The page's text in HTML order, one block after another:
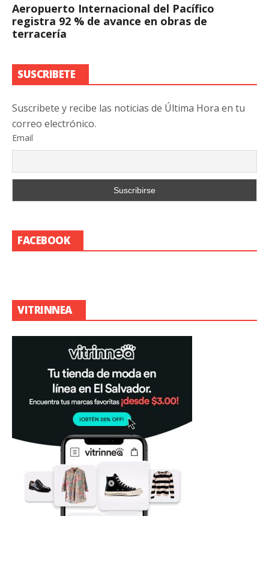
Aeropuerto Internacional del Pacífico
registra 92 % de avance en obras de
terracería
SUSCRIBETE
Suscribete y recibe las noticias de Última Hora en tu
correo electrónico.
Email
FACEBOOK
VITRINNEA